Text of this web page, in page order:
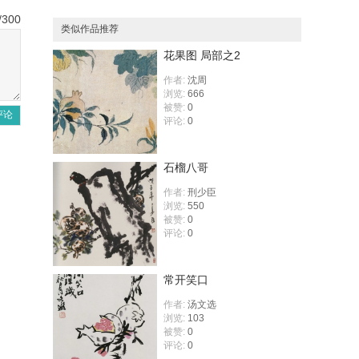
论
类似作品推荐
花果图 局部之2
作者: 沈周
浏览: 666
被赞: 0
评论: 0
石榴八哥
作者: 刑少臣
浏览: 550
被赞: 0
评论: 0
常开笑口
作者: 汤文选
浏览: 103
被赞: 0
评论: 0